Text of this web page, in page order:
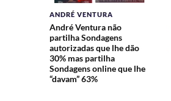
ANDRÉ VENTURA
André Ventura não
partilha Sondagens
autorizadas que lhe dão
30% mas partilha
Sondagens online que lhe
“davam” 63%